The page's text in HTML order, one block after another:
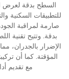
السطح بدقة لعرض
للتطبيقات السكنية
صارمة لمراقبة
بدقة. وتتيح تقنية
الإضرار بالجدران،
المؤقتة. كما أن
مع تقديم